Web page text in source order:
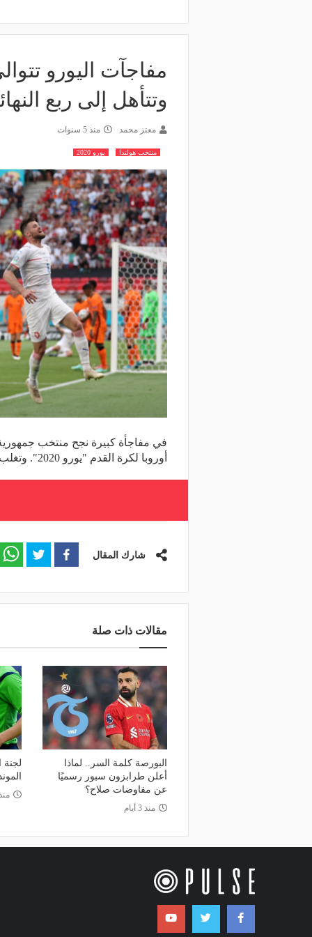
مفاجآت اليورو
وتتأهل إلى ربع
معتز محمد منذ 5 سنوات
منتخب هولندا يورو 2020
في مفاجأة كبيرة نجح منتخب
أوروبا لكرة القدم "يورو 2020". وتغلب منتخب التشيك على هولندا بهدفين دون رد في المباراة
شارك المقال
مقالات ذات صلة
البورصة كلمة السر.. لماذا
أعلن طرابزون سبور رسميًا
عن مفاوضات صلاح؟
منذ 3 أيام
لجنة